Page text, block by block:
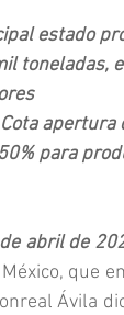
estado
toneladas,
para
abril de
que
Ávila